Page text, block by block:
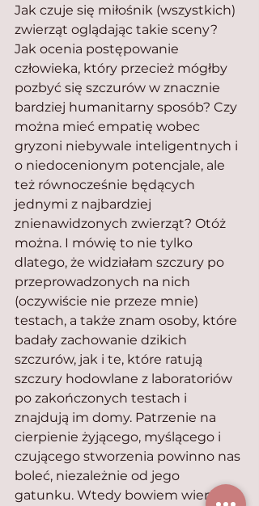
Jak czuje się miłośnik (wszystkich)
zwierząt oglądając takie sceny?
Jak ocenia postępowanie
człowieka, który przecież mógłby
pozbyć się szczurów w znacznie
bardziej humanitarny sposób? Czy
można mieć empatię wobec
gryzoni niebywale inteligentnych i
o niedocenionym potencjale, ale
też równocześnie będących
jednymi z najbardziej
znienawidzonych zwierząt? Otóż
można. I mówię to nie tylko
dlatego, że widziałam szczury po
przeprowadzonych na nich
(oczywiście nie przeze mnie)
testach, a także znam osoby, które
badały zachowanie dzikich
szczurów, jak i te, które ratują
szczury hodowlane z laboratoriów
po zakończonych testach i
znajdują im domy. Patrzenie na
cierpienie żyjącego, myślącego i
czującego stworzenia powinno nas
boleć, niezależnie od jego
gatunku. Wtedy bowiem wiemy,